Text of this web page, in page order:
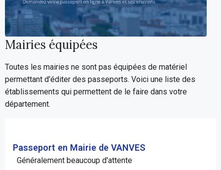
Mairies équipées
Toutes les mairies ne sont pas équipées de matériel
permettant d'éditer des passeports. Voici une liste des
établissements qui permettent de le faire dans votre
département.
Passeport en Mairie de VANVES
Généralement beaucoup d'attente